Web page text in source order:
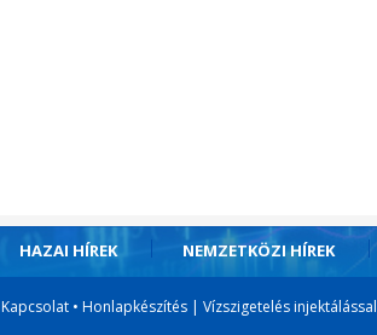
HAZAI HÍREK NEMZETKÖZI HÍREK
Kapcsolat• Honlapkészítés| Vízszigetelés injektálással